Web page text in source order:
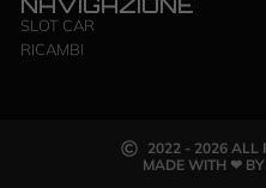
SLOT CAR
RICAMBI
2022 - 2026 ALL
MADE WITH ❤